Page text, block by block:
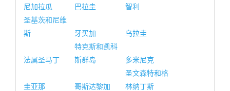
尼加拉瓜
巴拉圭
智利
圣基茨和尼维
斯
牙买加 乌拉圭
法属圣马丁
特克斯和凯科
斯群岛
多米尼克
圭亚那 哥斯达黎加
圣文森特和格
林纳丁斯